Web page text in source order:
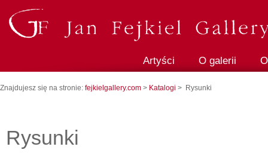
Artyści O galerii
Znajdujesz się na stronie: fejkielgallery.com > Katalogi > Rysunki
Rysunki